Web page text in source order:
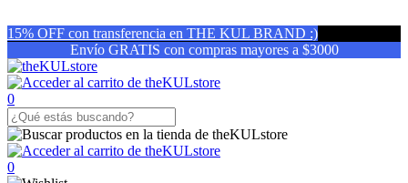
15% OFF con transferencia en THE KUL BRAND :)
Envío GRATIS con compras mayores a $3000
0
0